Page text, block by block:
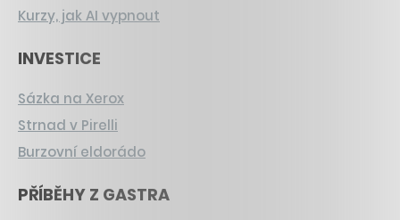
Kurzy, jak AI vypnout
INVESTICE
Sázka na Xerox
Strnad v Pirelli
Burzovní eldorádo
PŘÍBĚHY Z GASTRA